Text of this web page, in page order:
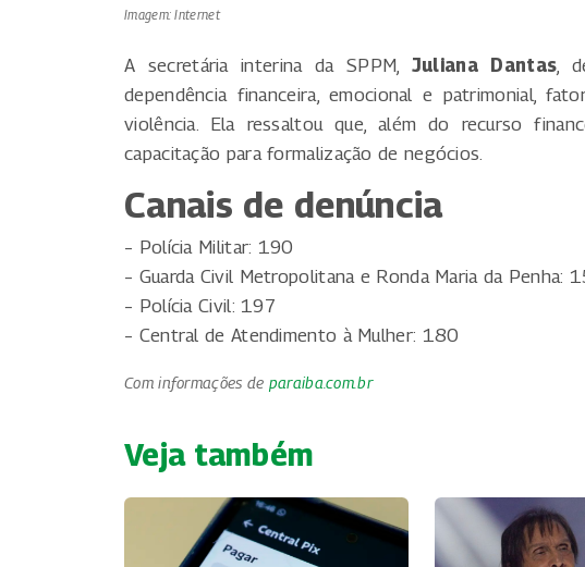
Imagem: Internet
A secretária interina da SPPM, Juliana Dantas ,
dependência financeira, emocional e patrimonial,
violência. Ela ressaltou que, além do recurso
capacitação para formalização de negócios.
Canais de denúncia
– Polícia Militar: 190
– Guarda Civil Metropolitana e Ronda Maria da Penha:
– Polícia Civil: 197
– Central de Atendimento à Mulher: 180
Com informações de paraiba.com.br
Veja também